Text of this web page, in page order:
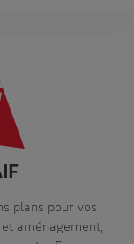
plans pour vos
aménagement,